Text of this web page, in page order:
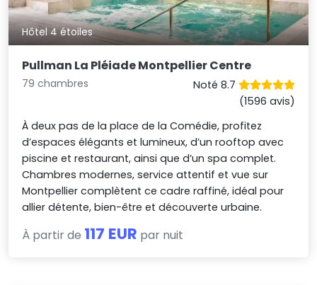
Hôtel 4 étoiles
Pullman La Pléiade Montpellier Centre
79 chambres
Noté 8.7
(1596 avis)
À deux pas de la place de la Comédie, profitez
d’espaces élégants et lumineux, d’un rooftop avec
piscine et restaurant, ainsi que d’un spa complet.
Chambres modernes, service attentif et vue sur
Montpellier complètent ce cadre raffiné, idéal pour
allier détente, bien-être et découverte urbaine.
À partir de 117 EUR par nuit